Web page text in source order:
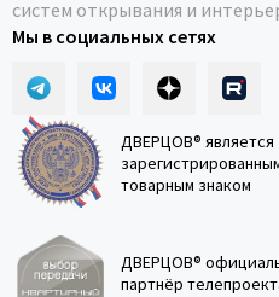
систем открывания и
Мы в социальных сетях
ДВЕРЦОВ® является
товарным знаком
ДВЕРЦОВ®
партнёр